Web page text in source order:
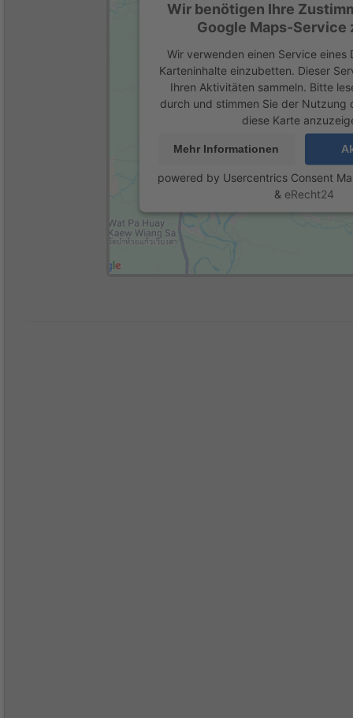
Wir benötigen Ihre
Google Maps-Service
Wir verwenden einen Service eines
Karteninhalte einzubetten. Dieser
Ihren Aktivitäten sammeln. Bitte
durch und stimmen Sie der Nutzung
diese Karte
Mehr Informationen
powered by Usercentrics Consent
& eRecht24